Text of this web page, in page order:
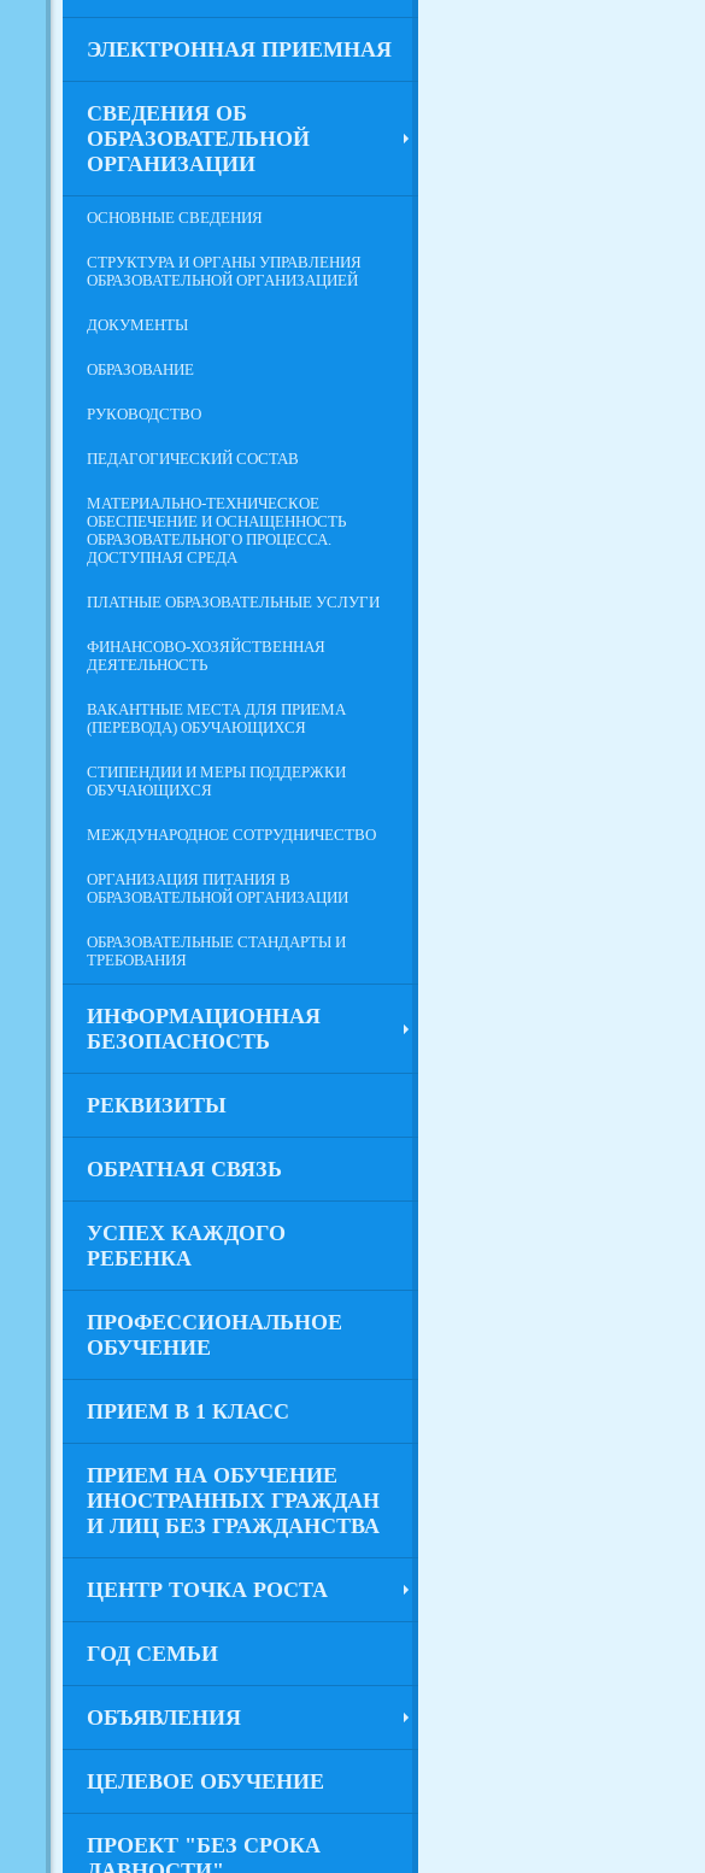
ЭЛЕКТРОННАЯ ПРИЕМНАЯ
СВЕДЕНИЯ ОБ
ОБРАЗОВАТЕЛЬНОЙ
ОРГАНИЗАЦИИ
ОСНОВНЫЕ СВЕДЕНИЯ
СТРУКТУРА И ОРГАНЫ УПРАВЛЕНИЯ
ОБРАЗОВАТЕЛЬНОЙ ОРГАНИЗАЦИЕЙ
ДОКУМЕНТЫ
ОБРАЗОВАНИЕ
РУКОВОДСТВО
ПЕДАГОГИЧЕСКИЙ СОСТАВ
МАТЕРИАЛЬНО-ТЕХНИЧЕСКОЕ
ОБЕСПЕЧЕНИЕ И ОСНАЩЕННОСТЬ
ОБРАЗОВАТЕЛЬНОГО ПРОЦЕССА.
ДОСТУПНАЯ СРЕДА
ПЛАТНЫЕ ОБРАЗОВАТЕЛЬНЫЕ УСЛУГИ
ФИНАНСОВО-ХОЗЯЙСТВЕННАЯ
ДЕЯТЕЛЬНОСТЬ
ВАКАНТНЫЕ МЕСТА ДЛЯ ПРИЕМА
(ПЕРЕВОДА) ОБУЧАЮЩИХСЯ
СТИПЕНДИИ И МЕРЫ ПОДДЕРЖКИ
ОБУЧАЮЩИХСЯ
МЕЖДУНАРОДНОЕ СОТРУДНИЧЕСТВО
ОРГАНИЗАЦИЯ ПИТАНИЯ В
ОБРАЗОВАТЕЛЬНОЙ ОРГАНИЗАЦИИ
ОБРАЗОВАТЕЛЬНЫЕ СТАНДАРТЫ И
ТРЕБОВАНИЯ
ИНФОРМАЦИОННАЯ
БЕЗОПАСНОСТЬ
РЕКВИЗИТЫ
ОБРАТНАЯ СВЯЗЬ
УСПЕХ КАЖДОГО
РЕБЕНКА
ПРОФЕССИОНАЛЬНОЕ
ОБУЧЕНИЕ
ПРИЕМ В 1 КЛАСС
ПРИЕМ НА ОБУЧЕНИЕ
ИНОСТРАННЫХ ГРАЖДАН
И ЛИЦ БЕЗ ГРАЖДАНСТВА
ЦЕНТР ТОЧКА РОСТА
ГОД СЕМЬИ
ОБЪЯВЛЕНИЯ
ЦЕЛЕВОЕ ОБУЧЕНИЕ
ПРОЕКТ "БЕЗ СРОКА